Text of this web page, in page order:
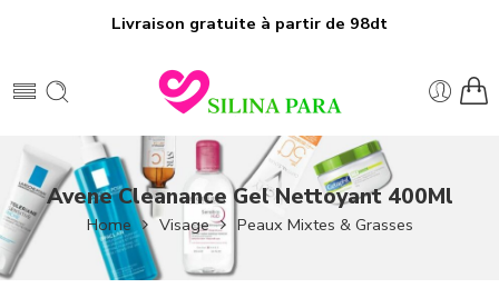
Livraison gratuite à partir de 98dt
Avene Cleanance Gel Nettoyant 400Ml
Home Visage Peaux Mixtes & Grasses